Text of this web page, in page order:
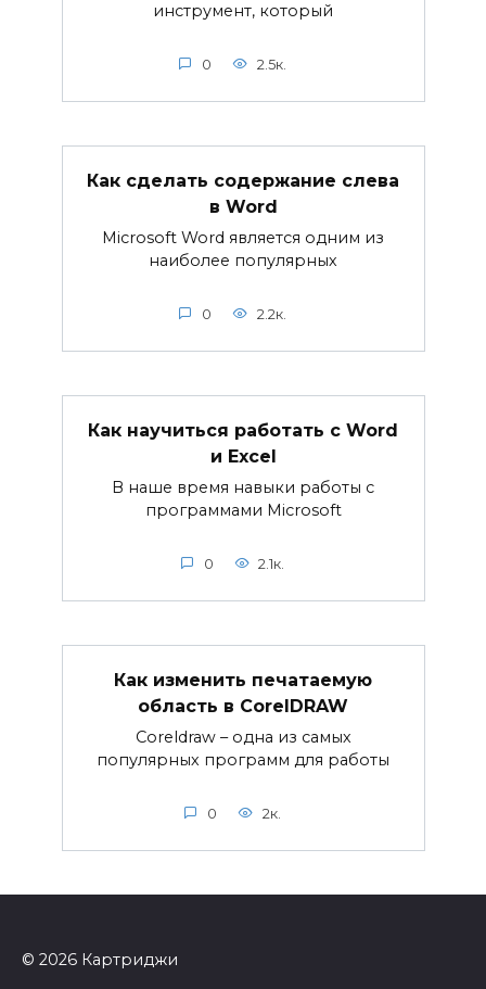
инструмент, который
0 2.5к.
Как сделать содержание слева
в Word
Microsoft Word является одним из
наиболее популярных
0 2.2к.
Как научиться работать с Word
и Excel
В наше время навыки работы с
программами Microsoft
0 2.1к.
Как изменить печатаемую
область в CorelDRAW
Coreldraw – одна из самых
популярных программ для работы
0 2к.
© 2026 Картриджи